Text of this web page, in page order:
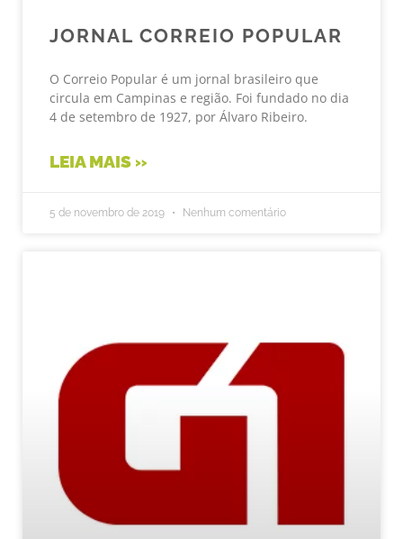
JORNAL CORREIO POPULAR
O Correio Popular é um jornal brasileiro que
circula em Campinas e região. Foi fundado no dia
4 de setembro de 1927, por Álvaro Ribeiro.
LEIA MAIS »
5 de novembro de 2019 Nenhum comentário